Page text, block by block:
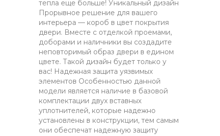
тепла еще больше! Уникальный дизайн
Прорывное решение для вашего
интерьера — короб в цвет покрытия
двери. Вместе с отделкой проемами,
доборами и наличники вы создадите
неповторимый образ двери в едином
цвете. Такой дизайн будет только у
вас! Надежная защита уязвимых
элементов Особенностью данной
модели является наличие в базовой
комплектации двух вставных
уплотнителей, которые надежно
установлены в конструкции, тем самым
они обеспечат надежную защиту